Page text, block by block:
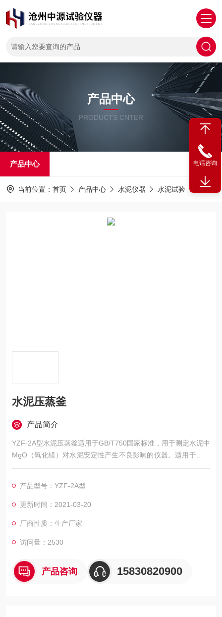
产品中心
PRODUCTS CNTER
产品中心
当前位置： 首页 产品中心 水泥仪器 水泥试验 YZF-2A型水泥压蒸釜
水泥压蒸釜
产品简介
YZF-2A型水泥压蒸釜适用于GB/T750国家标准，用于测定水泥中
MgO（氧化镁）对水泥安定性产生不良影响的仪器。适用于测定
硅酸盐水泥、普通硅酸盐水泥、矿 渣硅酸盐水泥、火山灰质硅酸
体积不均匀变化，也适用于其他采用本标准的水泥产品。广泛用
于水泥生产单位、 建材科研院所、大专院校和建工质检部门等单
产品型号：YZF-2A型
更新时间：2021-03-20
厂商性质：生产厂家
访问量：2530
产品咨询 15830820900
电话咨询